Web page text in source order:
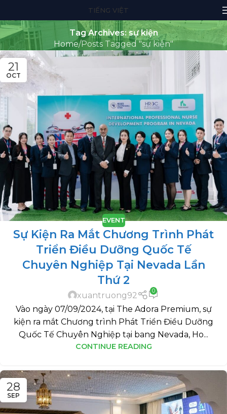
TIẾNG VIỆT
Tag Archives: sự kiện
Home Posts Tagged "sự kiện"
21
OCT
EVENT
Sự Kiện Ra Mắt Chương Trình Phát
Triển Điều Dưỡng Quốc Tế
Chuyên Nghiệp Tại Nevada Lần
Thứ 2
xuantruong92 0
Vào ngày 07/09/2024, tại The Adora Premium, sự
kiện ra mắt Chương trình Phát Triển Điều Dưỡng
Quốc Tế Chuyên Nghiệp tại bang Nevada, Ho...
CONTINUE READING
28
SEP